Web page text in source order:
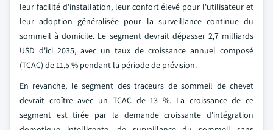
leur facilité d'installation, leur confort élevé pour l'utilisateur et
leur adoption généralisée pour la surveillance continue du
sommeil à domicile. Le segment devrait dépasser 2,7 milliards
USD d'ici 2035, avec un taux de croissance annuel composé
(TCAC) de 11,5 % pendant la période de prévision.
En revanche, le segment des traceurs de sommeil de chevet
devrait croître avec un TCAC de 13 %. La croissance de ce
segment est tirée par la demande croissante d'intégration